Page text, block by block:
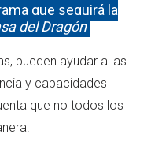
que seguirá la
del Dragón
pueden ayudar a las
y capacidades
que no todos los